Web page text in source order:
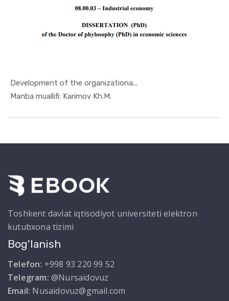
Development of the organizationa...
Manba muallifi: Karimov Kh.M.
In Ilmiy t...
Toshkent davlat iqtisodiyot universiteti elektron
kutubxona tizimi
Bog'lanish
Telefon: +998 93 220 99 52
Telegram: @Nursaidovuz
Email: Nusaidovuz@gmail.com